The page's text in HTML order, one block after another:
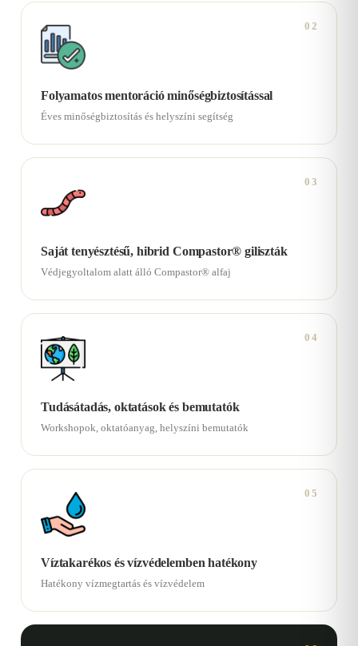
02
Folyamatos mentoráció minőségbiztosítással
Éves minőségbiztosítás és helyszíni segítség
03
Saját tenyésztésű, hibrid Compastor® giliszták
Védjegyoltalom alatt álló Compastor® alfaj
04
Tudásátadás, oktatások és bemutatók
Workshopok, oktatóanyag, helyszíni bemutatók
05
Víztakarékos és vízvédelemben hatékony
Hatékony vízmegtartás és vízvédelem